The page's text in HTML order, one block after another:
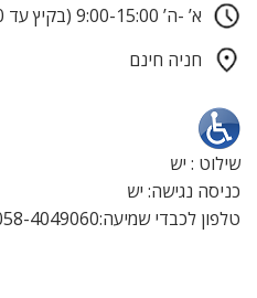
א’ -ה’ 9:00-15:00 (בקיץ עד 17:00) | ימי ו’ : 9:00-13:00
חניה חינם
שילוט : יש
כניסה נגישה: יש
טלפון לכבדי שמיעה:058-4049060